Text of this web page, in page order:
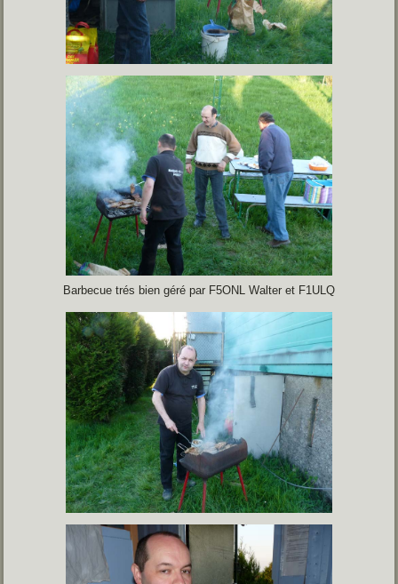
Barbecue trés bien géré par F5ONL Walter et F1ULQ